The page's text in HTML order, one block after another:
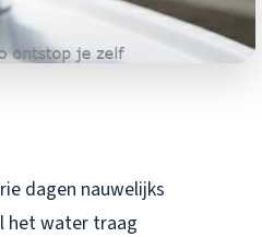
dagen nauwelijks
het water traag